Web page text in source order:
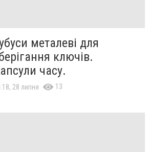
металеві для
ключів.
часу.
28 липня 13